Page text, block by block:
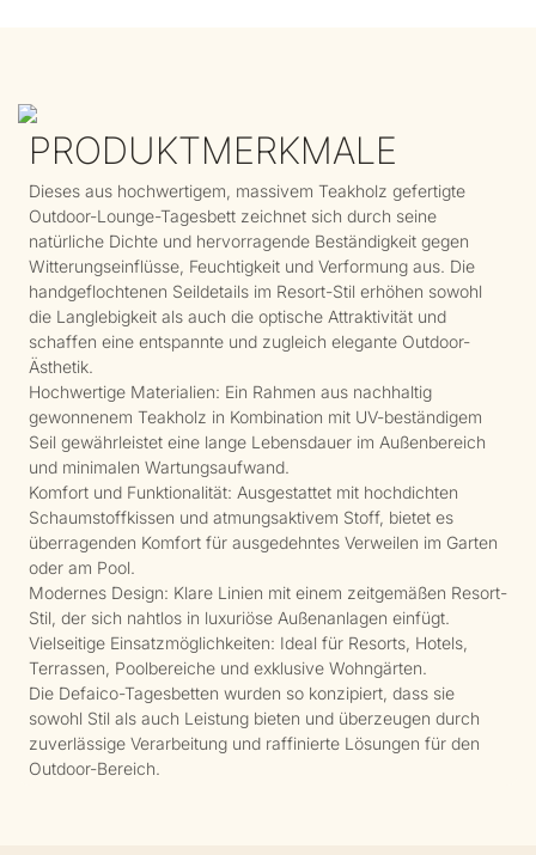
PRODUKTMERKMALE
Dieses aus hochwertigem, massivem Teakholz gefertigte
Outdoor-Lounge-Tagesbett zeichnet sich durch seine
natürliche Dichte und hervorragende Beständigkeit gegen
Witterungseinflüsse, Feuchtigkeit und Verformung aus. Die
handgeflochtenen Seildetails im Resort-Stil erhöhen sowohl
die Langlebigkeit als auch die optische Attraktivität und
schaffen eine entspannte und zugleich elegante Outdoor-
Ästhetik.
Hochwertige Materialien: Ein Rahmen aus nachhaltig
gewonnenem Teakholz in Kombination mit UV-beständigem
Seil gewährleistet eine lange Lebensdauer im Außenbereich
und minimalen Wartungsaufwand.
Komfort und Funktionalität: Ausgestattet mit hochdichten
Schaumstoffkissen und atmungsaktivem Stoff, bietet es
überragenden Komfort für ausgedehntes Verweilen im Garten
oder am Pool.
Modernes Design: Klare Linien mit einem zeitgemäßen Resort-
Stil, der sich nahtlos in luxuriöse Außenanlagen einfügt.
Vielseitige Einsatzmöglichkeiten: Ideal für Resorts, Hotels,
Terrassen, Poolbereiche und exklusive Wohngärten.
Die Defaico-Tagesbetten wurden so konzipiert, dass sie
sowohl Stil als auch Leistung bieten und überzeugen durch
zuverlässige Verarbeitung und raffinierte Lösungen für den
Outdoor-Bereich.